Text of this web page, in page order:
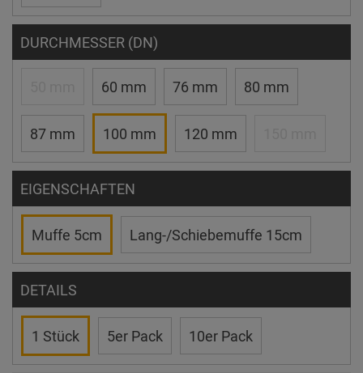
DURCHMESSER (DN)
60 mm 76 mm 80 mm
87 mm 100 mm 120 mm
EIGENSCHAFTEN
Muffe 5cm Lang-/Schiebemuffe 15cm
DETAILS
1 Stück 5er Pack 10er Pack